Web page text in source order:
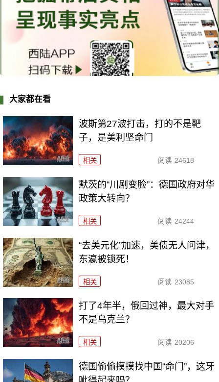
大家都在看
波斯第27波打击，打的不是靶
子，是美利坚命门
相关 阅读 24618
默茨的“川剧变脸”：德国政府对华
政策大转向？
相关 阅读 24244
“去美元化”加速，美债无人问津，
东瀛被锁死！
相关 阅读 23085
打了4年半，俄回过神，最大对手
不是乌克兰？
相关 阅读 20206
德国偷偷摸摸找中国“命门”，这牙